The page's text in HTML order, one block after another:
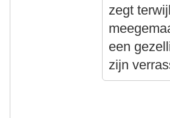
zegt
een
zijn